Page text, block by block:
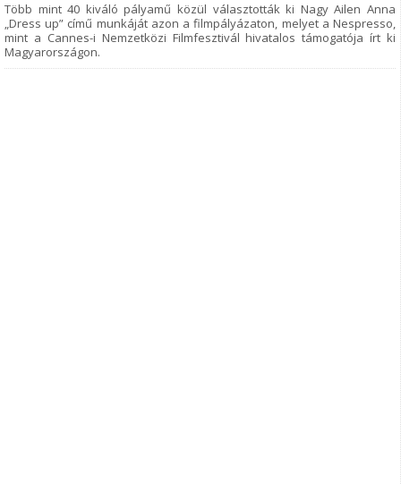
Több mint 40 kiváló pályamű közül választották ki Nagy Ailen Anna
„Dress up” című munkáját azon a filmpályázaton, melyet a Nespresso,
mint a Cannes-i Nemzetközi Filmfesztivál hivatalos támogatója írt ki
Magyarországon.